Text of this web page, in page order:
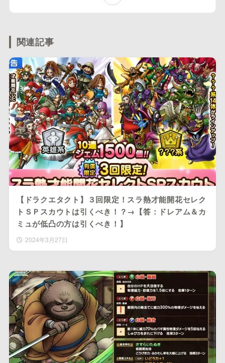
関連記事
【ドラクエタクト】３回限定！スラ熱才能開花セレク
トＳＰスカウトは引くべき！？→【答：ドレアム＆カ
ミュが低凸の方は引くべき！】
2024年3月27日